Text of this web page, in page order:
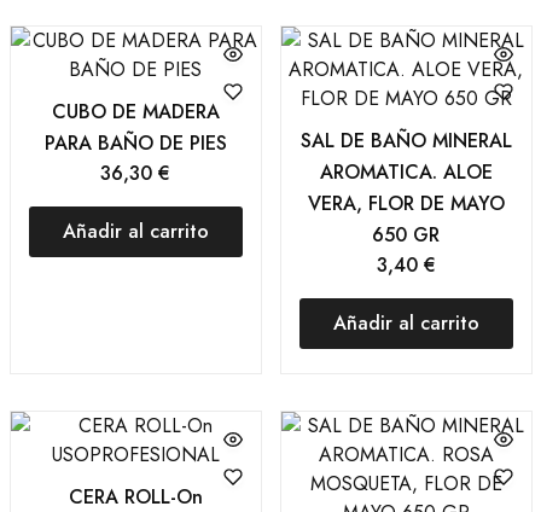
CUBO DE MADERA
PARA BAÑO DE PIES
36,30 €
Añadir al carrito
SAL DE BAÑO MINERAL
AROMATICA. ALOE
VERA, FLOR DE MAYO
650 GR
3,40 €
Añadir al carrito
CERA ROLL-On